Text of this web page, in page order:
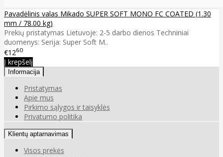
Pavadėlinis valas Mikado SUPER SOFT MONO FC COATED (1.30
mm / 78.00 kg)
Prekių pristatymas Lietuvoje: 2-5 darbo dienos Techniniai
duomenys: Serija: Super Soft M..
€1260
Į krepšelį
Informacija
Pristatymas
Apie mus
Pirkimo sąlygos ir taisyklės
Privatumo politika
Klientų aptarnavimas
Visos prekės